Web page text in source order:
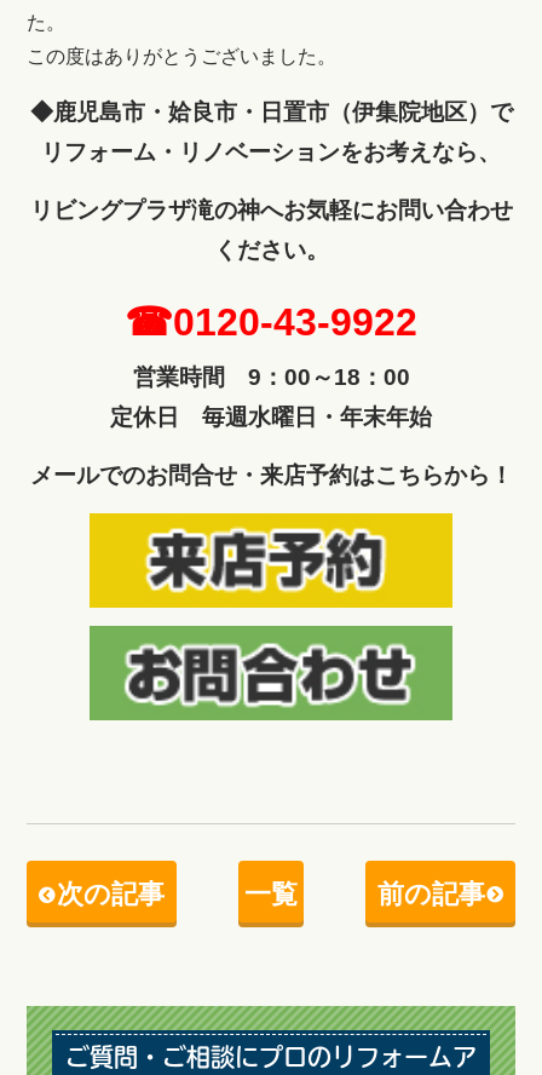
た。
この度はありがとうございました。
◆鹿児島市・姶良市・日置市（伊集院地区）で
リフォーム・リノベーションをお考えなら、
リビングプラザ滝の神へお気軽にお問い合わせ
ください。
☎0120-43-9922
営業時間 9：00～18：00
定休日 毎週水曜日・年末年始
メールでのお問合せ・来店予約はこちらから！
次の記事 一覧 前の記事
ご質問・ご相談にプロのリフォームア